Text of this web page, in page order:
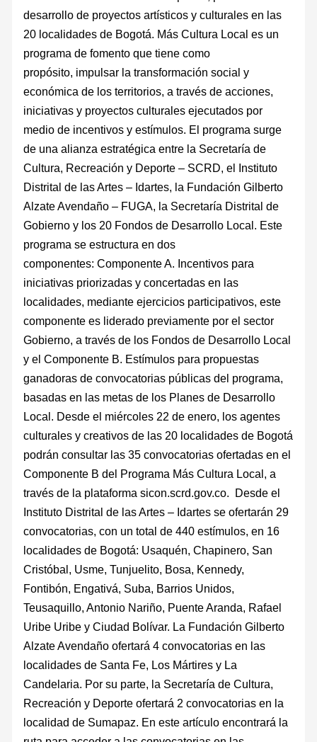
desarrollo de proyectos artísticos y culturales en las
20 localidades de Bogotá. Más Cultura Local es un
programa de fomento que tiene como
propósito, impulsar la transformación social y
económica de los territorios, a través de acciones,
iniciativas y proyectos culturales ejecutados por
medio de incentivos y estímulos. El programa surge
de una alianza estratégica entre la Secretaría de
Cultura, Recreación y Deporte – SCRD, el Instituto
Distrital de las Artes – Idartes, la Fundación Gilberto
Alzate Avendaño – FUGA, la Secretaría Distrital de
Gobierno y los 20 Fondos de Desarrollo Local. Este
programa se estructura en dos
componentes: Componente A. Incentivos para
iniciativas priorizadas y concertadas en las
localidades, mediante ejercicios participativos, este
componente es liderado previamente por el sector
Gobierno, a través de los Fondos de Desarrollo Local
y el Componente B. Estímulos para propuestas
ganadoras de convocatorias públicas del programa,
basadas en las metas de los Planes de Desarrollo
Local. Desde el miércoles 22 de enero, los agentes
culturales y creativos de las 20 localidades de Bogotá
podrán consultar las 35 convocatorias ofertadas en el
Componente B del Programa Más Cultura Local, a
través de la plataforma sicon.scrd.gov.co. Desde el
Instituto Distrital de las Artes – Idartes se ofertarán 29
convocatorias, con un total de 440 estímulos, en 16
localidades de Bogotá: Usaquén, Chapinero, San
Cristóbal, Usme, Tunjuelito, Bosa, Kennedy,
Fontibón, Engativá, Suba, Barrios Unidos,
Teusaquillo, Antonio Nariño, Puente Aranda, Rafael
Uribe Uribe y Ciudad Bolívar. La Fundación Gilberto
Alzate Avendaño ofertará 4 convocatorias en las
localidades de Santa Fe, Los Mártires y La
Candelaria. Por su parte, la Secretaría de Cultura,
Recreación y Deporte ofertará 2 convocatorias en la
localidad de Sumapaz. En este artículo encontrará la